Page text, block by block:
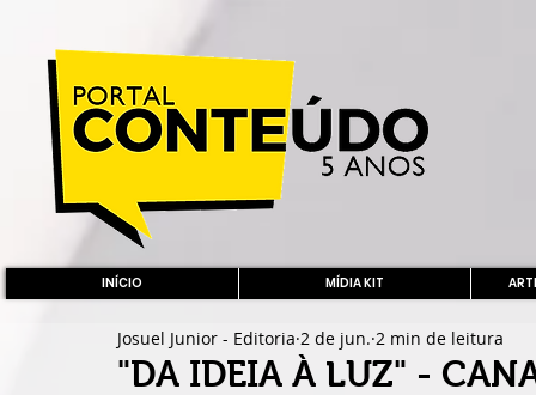
INÍCIO MÍDIA KIT
"DA IDEIA À LUZ" -
Josuel Junior - Editoria 2 de jun. 2 min de leitura